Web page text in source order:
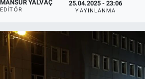
MANSUR YALVAÇ
EDITÖR
25.04.2025 - 23:06
YAYINLANMA